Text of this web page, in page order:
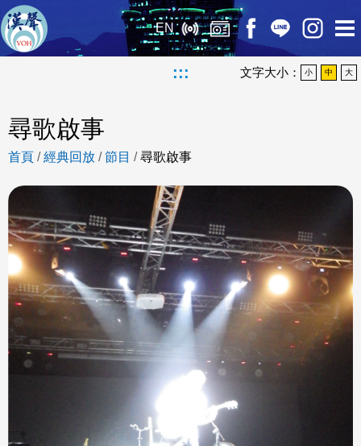
EN
::: 文字大小： 小 中 大
尋歌啟事
首頁 /經典回放 /節目 /尋歌啟事